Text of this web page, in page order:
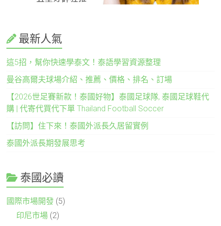
最新人氣
這5招，幫你快速學泰文！泰語學習資源整理
曼谷高爾夫球場介紹、推薦、價格、排名、訂場
【2026世足賽新款！泰國好物】泰國足球隊, 泰國足球鞋代
購 | 代寄代買代下單 Thailand Football Soccer
【訪問】住下來！泰國外派長久居留實例
泰國外派長期發展思考
泰國必讀
國際市場開發 (5)
印尼市場 (2)